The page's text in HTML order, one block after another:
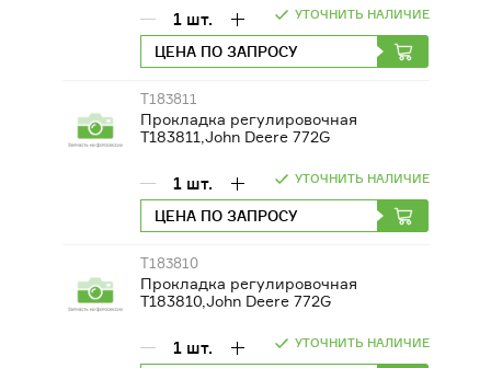
ДВИГАТЕЛИ
МАШИНИСТОВ
РАЗНАЯ ТЕХНИКА
СЕЛЬСКОХОЗЯЙСТВЕННОЕ
ОБОРУДОВАНИЕ
ФИЛЬТРЫ
УТОЧНИТЬ НАЛИЧИЕ
1 шт.
ЦЕНА ПО ЗАПРОСУ
Т183811
Прокладка регулировочная
Т183811,John Deere 772G
УТОЧНИТЬ НАЛИЧИЕ
1 шт.
ЦЕНА ПО ЗАПРОСУ
Т183810
Прокладка регулировочная
Т183810,John Deere 772G
УТОЧНИТЬ НАЛИЧИЕ
1 шт.